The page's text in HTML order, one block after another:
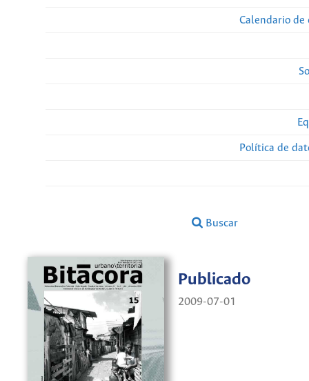
Calendario de
Política de
Buscar
Publicado
2009-07-01